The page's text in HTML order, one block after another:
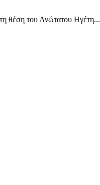
θέση του Ανώτατου Ηγέτη...